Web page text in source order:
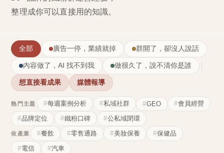
整理成你可以直接用的知識。
全部 廣告一停，業績就掉 群開了，卻沒人說話
內容做了，AI 找不到我 做很久了，說不清你是誰
想直接看成果 媒體報導
熱門主題 每週案例分析 私域社群 GEO
會員經營
品牌定位
鐵粉口碑 公私域閉環
依產業 餐飲 零售通路 美妝保養
保健品
電信
汽車